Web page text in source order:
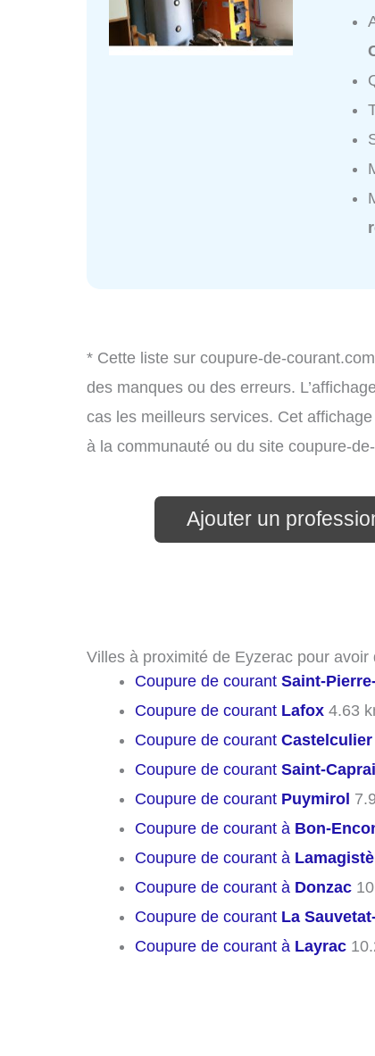
* Cette liste sur coupure-de-
des manques ou des erreurs.
cas les meilleurs services. Cet
à la communauté ou du site coupure-
Ajouter un
Villes à proximité de Eyzerac pour
Coupure de courant Saint-
Coupure de courant Lafox 4.63
Coupure de courant Castelculier
Coupure de courant Saint-
Coupure de courant Puymirol
Coupure de courant à Bon-
Coupure de courant à
Coupure de courant à Donzac
Coupure de courant La
Coupure de courant à Layrac